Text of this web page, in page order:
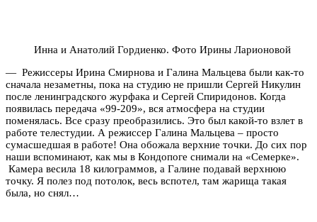
Инна и Анатолий Гордиенко. Фото Ирины Ларионовой
— Режиссеры Ирина Смирнова и Галина Мальцева были как-то
сначала незаметны, пока на студию не пришли Сергей Никулин
после ленинградского журфака и Сергей Спиридонов. Когда
появилась передача «99-209», вся атмосфера на студии
поменялась. Все сразу преобразились. Это был какой-то взлет в
работе телестудии. А режиссер Галина Мальцева – просто
сумасшедшая в работе! Она обожала верхние точки. До сих пор
наши вспоминают, как мы в Кондопоге снимали на «Семерке».
Камера весила 18 килограммов, а Галине подавай верхнюю
точку. Я полез под потолок, весь вспотел, там жарища такая
была, но снял…